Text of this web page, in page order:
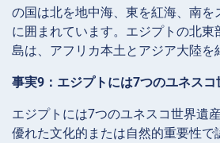
の国は北を地中海、東を紅海、南を
に囲まれています。エジプトの北
島は、アフリカ本土とアジア大陸を
事実9：エジプトには7つのユネスコ
エジプトには7つのユネスコ世界遺
優れた文化的または自然的重要性で